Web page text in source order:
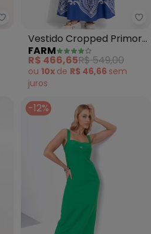
Colcci - Vestido Xadrez (Cinza)
Vestido Cropped Primor
de Abacaxi (Azul)
FARM
R$ 466,65R$ 549,00
ou 10x de R$ 46,66 sem
juros
-12%